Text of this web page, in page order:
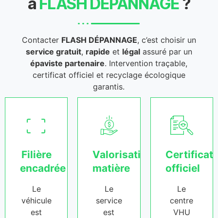
Contacter FLASH DÉPANNAGE, c’est choisir un
service gratuit, rapide et légalassuré par un
épaviste partenaire. Intervention traçable,
certificat officiel et recyclage écologique
garantis.
Filière
encadrée
Le
véhicule
est
Valorisation
matière
Le
service
est
Certificat
officiel
Le
centre
VHU